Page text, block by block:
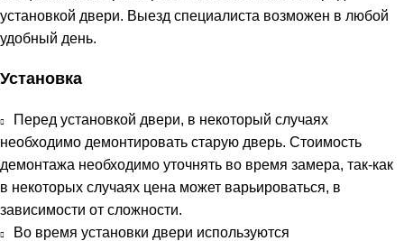
установкой двери. Выезд специалиста возможен в любой
удобный день.
Установка
Перед установкой двери, в некоторый случаях
необходимо демонтировать старую дверь. Стоимость
демонтажа необходимо уточнять во время замера, так-как
в некоторых случаях цена может варьироваться, в
зависимости от сложности.
Во время установки двери используются